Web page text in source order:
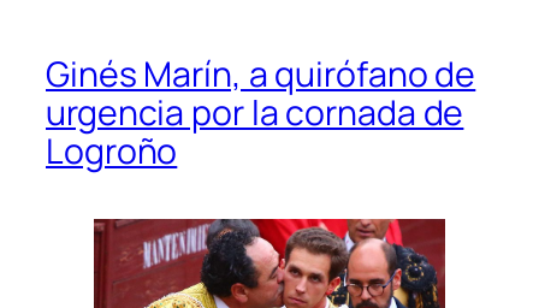
Ginés Marín, a quirófano de
urgencia por la cornada de
Logroño